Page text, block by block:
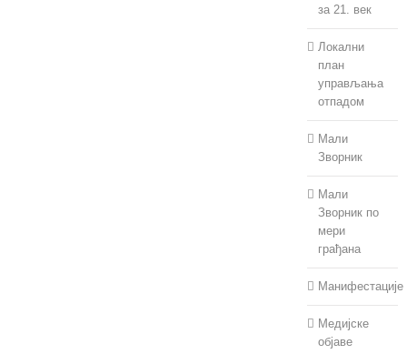
за 21. век
Локални
план
управљања
отпадом
Мали
Зворник
Мали
Зворник по
мери
грађана
Манифестације
Медијске
објаве